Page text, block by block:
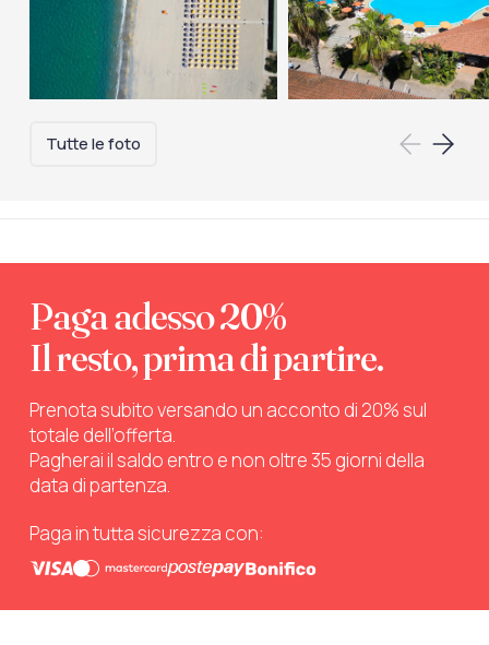
Tutte le foto
Paga adesso 20%
Il resto, prima di partire.
Prenota subito versando un acconto di 20% sul
totale dell’offerta.
Pagherai il saldo entro e non oltre 35 giorni della
data di partenza.
Paga in tutta sicurezza con: